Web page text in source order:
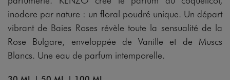
inodore par nature : un floral poudré unique. Un départ
vibrant de Baies Roses révèle toute la sensualité de la
Rose Bulgare, enveloppée de Vanille et de Muscs
Blancs. Une eau de parfum intemporelle.